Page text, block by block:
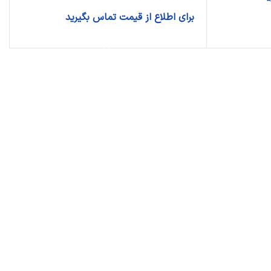
برای اطلاع از قیمت تماس بگیرید